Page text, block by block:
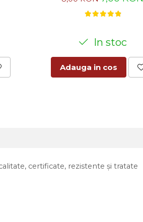
In stoc
Adauga in cos
certificate, rezistente și tratate